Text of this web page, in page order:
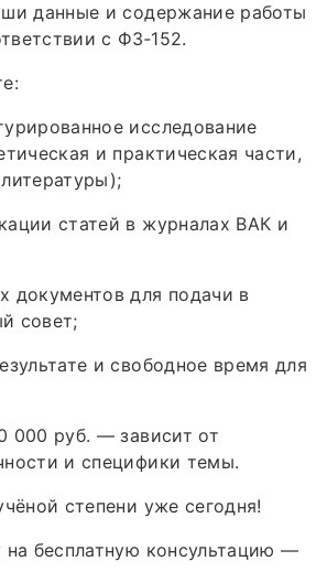
данные и содержание работы
с ФЗ‑152.
исследование
и практическая части,
статей в журналах ВАК и
документов для подачи в
совет;
и свободное время для
000 руб. — зависит от
и специфики темы.
степени уже сегодня!
на бесплатную консультацию —